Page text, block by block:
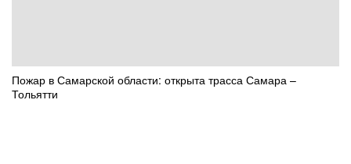
Пожар в Самарской области: открыта трасса Самара –
Тольятти